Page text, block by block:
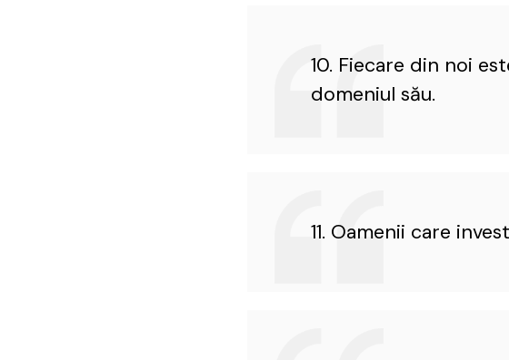
10. Fiecare din noi
domeniul său.
11. Oamenii care